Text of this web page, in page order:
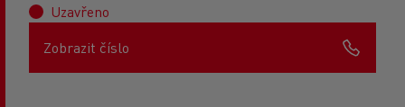
Uzavřeno
Zobrazit číslo